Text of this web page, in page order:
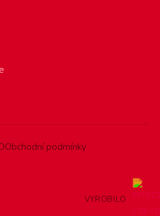
Obchodní podmínky
VYROBILO